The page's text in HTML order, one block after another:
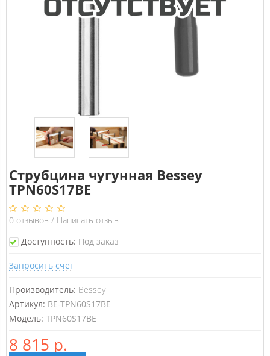
Струбцина чугунная Bessey
TPN60S17BE
0 отзывов / Написать отзыв
Доступность: Под заказ
Запросить счет
Производитель: Bessey
Артикул: BE-TPN60S17BE
Модель: TPN60S17BE
8 815 р.